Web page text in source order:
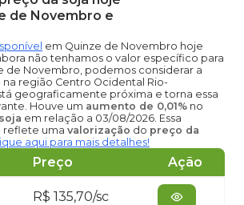
de Novembro e
em Quinze de Novembro hoje
não tenhamos o valor específico para
de Novembro, podemos considerar a
região Centro Ocidental Rio-
geograficamente próxima e torna essa
Houve um aumento de 0,01% no
em relação a 03/08/2026. Essa
reflete uma valorização do preço da
aqui para mais detalhes!
Preço Ação
R$ 135,70/sc